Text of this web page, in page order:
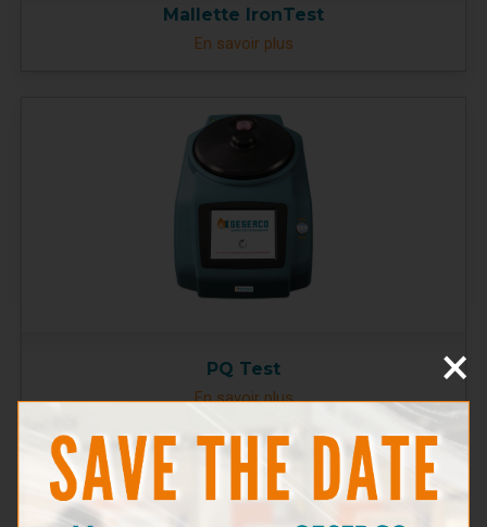
Mallette IronTest
En savoir plus
PQ Test
En savoir plus ×